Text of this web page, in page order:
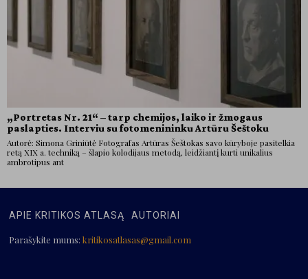
„Portretas Nr. 21“ – tarp chemijos, laiko ir žmogaus
paslapties. Interviu su fotomenininku Artūru Šeštoku
Autorė: Simona Griniūtė Fotografas Artūras Šeštokas savo kūryboje pasitelkia
retą XIX a. techniką – šlapio kolodijaus metodą, leidžiantį kurti unikalius
ambrotipus ant
APIE KRITIKOS ATLASĄ AUTORIAI
Parašykite mums:kritikosatlasas@gmail.com